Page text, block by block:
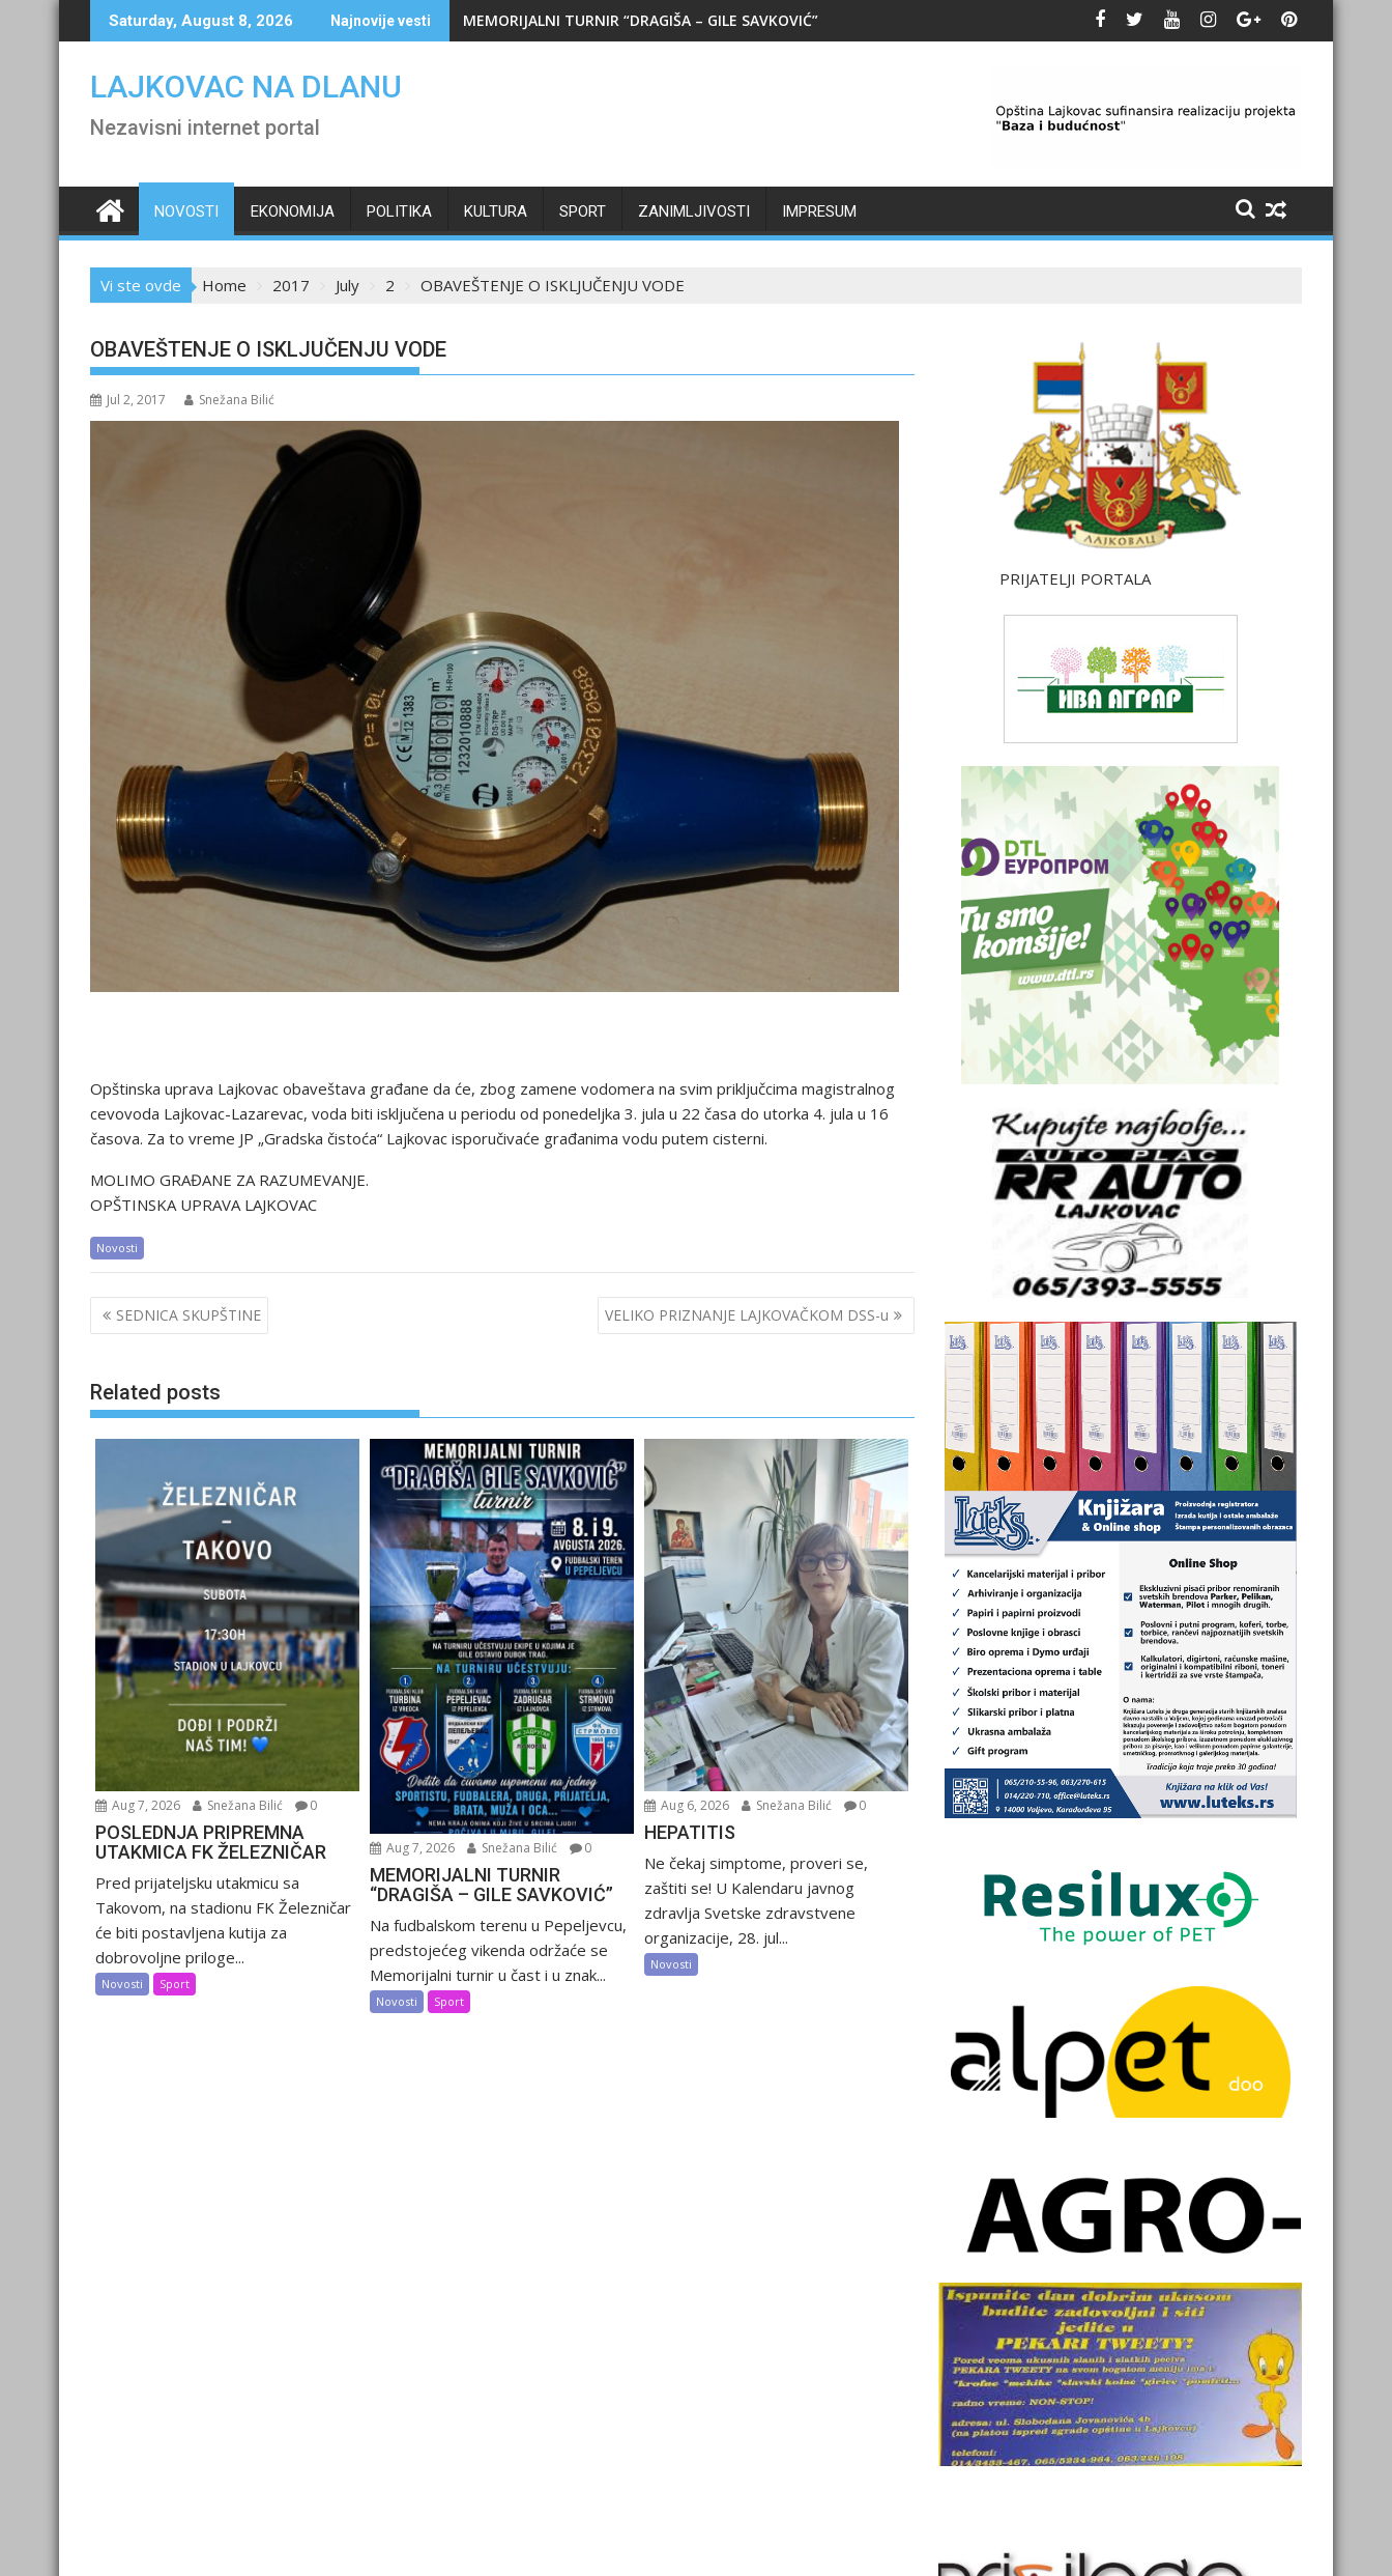
to
Saturday, August 8, 2026 Najnovije vesti MEMORIJALNI TURNIR “DRAGIŠA – GILE SAVKOVIĆ”
LAJKOVAC NA DLANU
Nezavisni internet portal
NOVOSTI EKONOMIJA POLITIKA KULTURA SPORT ZANIMLJIVOSTI IMPRESUM
Vi ste ovde Home 2017 July 2 OBAVEŠTENJE O ISKLJUČENJU VODE
OBAVEŠTENJE O ISKLJUČENJU VODE
Jul 2, 2017 Snežana Bilić
Opštinska uprava Lajkovac obaveštava građane da će, zbog zamene vodomera na svim priključcima magistralnog
cevovoda Lajkovac-Lazarevac, voda biti isključena u periodu od ponedeljka 3. jula u 22 časa do utorka 4. jula u 16
časova. Za to vreme JP „Gradska čistoća“ Lajkovac isporučivaće građanima vodu putem cisterni.
MOLIMO GRAĐANE ZA RAZUMEVANJE.
OPŠTINSKA UPRAVA LAJKOVAC
Novosti
Post
navigation
SEDNICA SKUPŠTINE VELIKO PRIZNANJE LAJKOVAČKOM DSS-u
Related posts
Aug 7, 2026 Snežana Bilić 0
POSLEDNJA PRIPREMNA
UTAKMICA FK ŽELEZNIČAR
Pred prijateljsku utakmicu sa
Takovom, na stadionu FK Železničar
će biti postavljena kutija za
dobrovoljne priloge...
Novosti Sport
Aug 7, 2026 Snežana Bilić 0
MEMORIJALNI TURNIR
“DRAGIŠA – GILE SAVKOVIĆ”
Na fudbalskom terenu u Pepeljevcu,
predstojećeg vikenda održaće se
Memorijalni turnir u čast i u znak...
Novosti Sport
Aug 6, 2026 Snežana Bilić 0
HEPATITIS
Ne čekaj simptome, proveri se,
zaštiti se! U Kalendaru javnog
zdravlja Svetske zdravstvene
organizacije, 28. jul...
Novosti
PRIJATELJI PORTALA